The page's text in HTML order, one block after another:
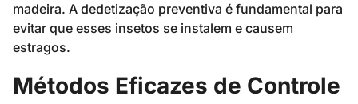
madeira. A dedetização preventiva é fundamental para
evitar que esses insetos se instalem e causem
estragos.
Métodos Eficazes de Controle